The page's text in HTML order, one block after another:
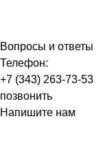
Вопросы и ответы
Телефон:
+7 (343) 263-73-53
позвонить
Напишите нам